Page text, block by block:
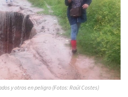
y otros en peligro (Fotos: Raúl Costes)